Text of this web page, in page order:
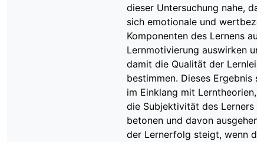
dieser Untersuchung nahe,
sich emotionale und
Komponenten des Lernens
Lernmotivierung auswirken
damit die Qualität der
bestimmen. Dieses Ergebnis
im Einklang mit Lerntheorien,
die Subjektivität des Lerners
betonen und davon ausgehen,
der Lernerfolg steigt, wenn